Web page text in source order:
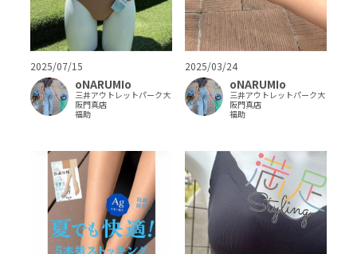
2025/07/15
oNARUMIo
三井アウトレットパーク大
阪門真店
福助
2025/03/24
oNARUMIo
三井アウトレットパーク大
阪門真店
福助